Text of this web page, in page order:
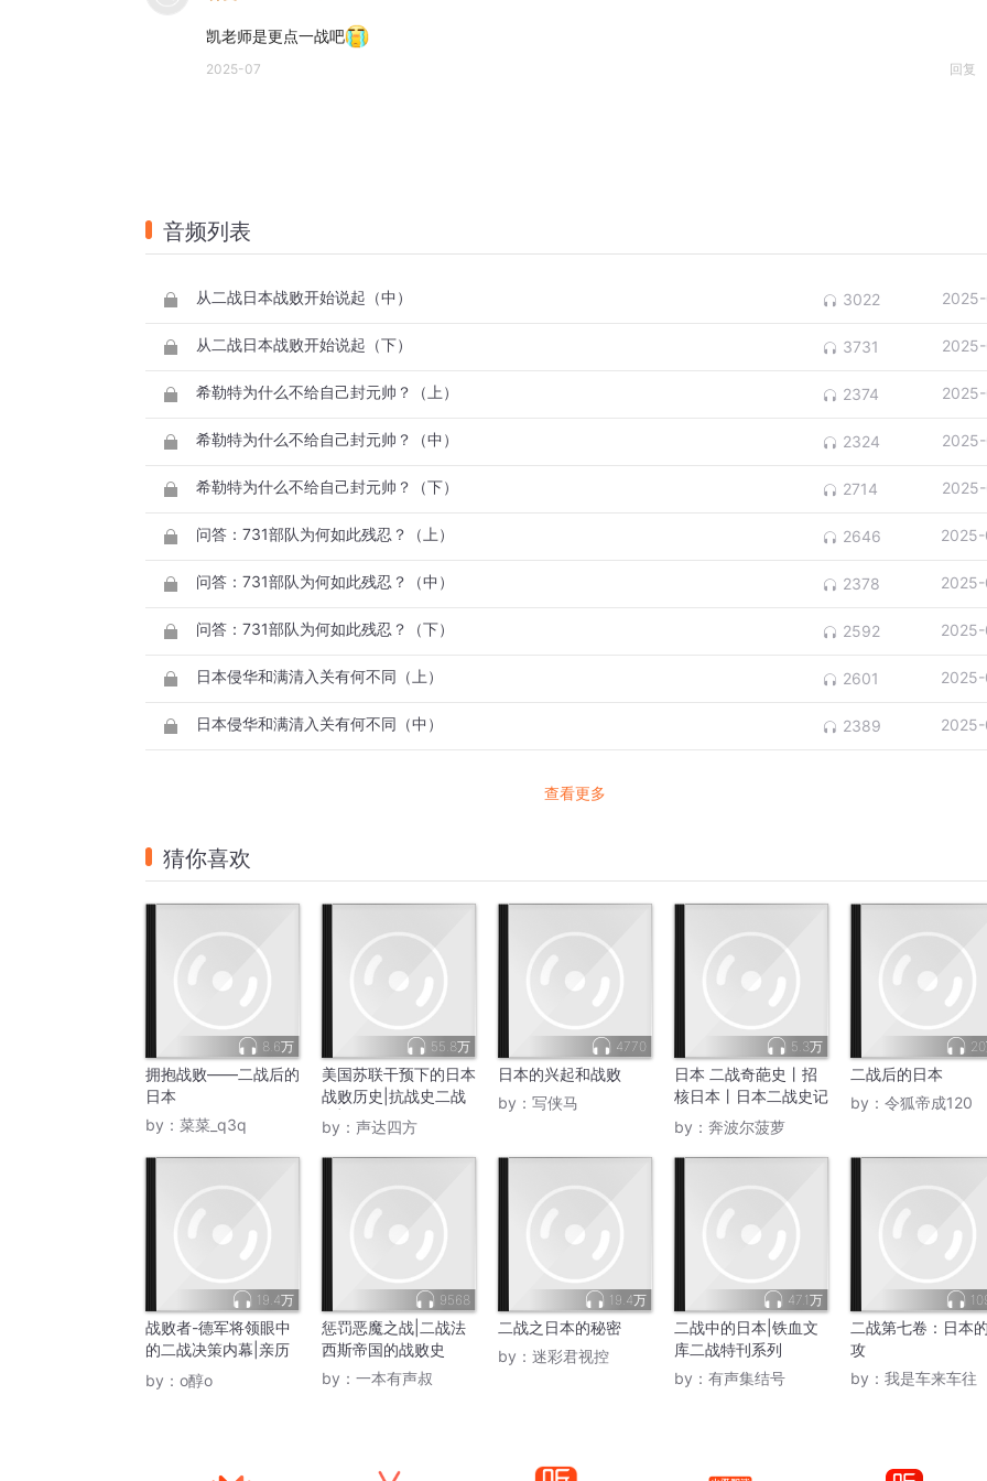
凯老师是更点一战吧
2025-07 回复
音频列表
从二战日本战败开始说起（中） 3022
从二战日本战败开始说起（下） 3731
希勒特为什么不给自己封元帅？（上） 2374
希勒特为什么不给自己封元帅？（中） 2324
希勒特为什么不给自己封元帅？（下） 2714
问答：731部队为何如此残忍？（上） 2646
问答：731部队为何如此残忍？（中） 2378
问答：731部队为何如此残忍？（下） 2592
日本侵华和满清入关有何不同（上） 2601
日本侵华和满清入关有何不同（中） 2389
查看更多
猜你喜欢
8.6万
拥抱战败——二战后的
日本
by： 菜菜_q3q
55.8万
美国苏联干预下的日本
战败历史|抗战史二战
史|末路穷途——日本
战败前后
by： 声达四方
4770
日本的兴起和战败
by： 写侠马
5.3万
日本 二战奇葩史丨招
核日本丨日本二战史记
丨奇葩军官
by： 奔波尔菠萝
二战后的日本
by： 令狐帝成120
19.4万
战败者-德军将领眼中
的二战决策内幕|亲历
者二战史话
by： o醇o
9568
惩罚恶魔之战|二战法
西斯帝国的战败史
by： 一本有声叔
19.4万
二战之日本的秘密
by： 迷彩君视控
47.1万
二战中的日本|铁血文
库二战特刊系列
by： 有声集结号
二战第七卷：日本
攻
by： 我是车来车往